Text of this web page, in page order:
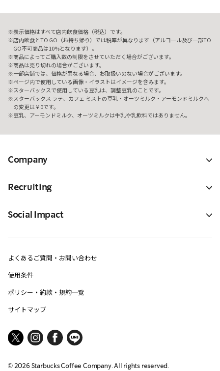
表示価格はすべて店内飲食価格（税込）です。
店内飲食とTO GO（お持ち帰り）では税率が異なります（アルコール及び一部TO
GO不可商品は10%となります）。
商品によってご購入数の制限をさせていただく場合がございます。
商品は売り切れの場合がございます。
一部店舗では、価格が異なる場合、お取扱いのない場合がございます。
ページ内で使用している画像・イラストはイメージを含みます。
スターバックスで使用している豆乳は、調整豆乳のことです。
スターバックス ラテ、カフェ ミストの豆乳・オーツミルク・アーモンドミルクへ
の変更は￥0です。
豆乳、アーモンドミルク、オーツミルクは牛乳や乳飲料ではありません。
Company
Recruiting
Social Impact
よくあるご質問・お問い合わせ
使用条件
ポリシー・約款・規約一覧
サイトマップ
© 2026Starbucks Coffee Company. All rights reserved.